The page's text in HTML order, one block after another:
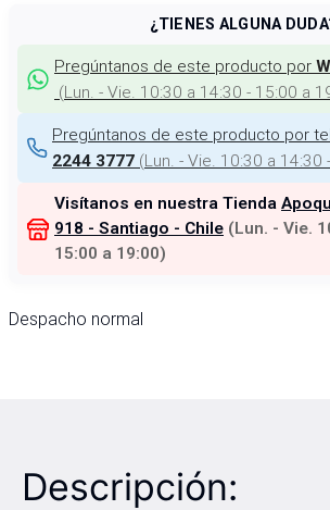
¿TIENES ALGUNA
Pregúntanos de este producto por
(Lun. - Vie. 10:30 a 14:30 - 15:00 a
Pregúntanos de este producto por
2244 3777 (Lun. - Vie. 10:30 a 14:30
Visítanos en nuestra Tienda
918 - Santiago - Chile (Lun. - Vie.
15:00 a 19:00)
Despacho normal
Descripción: